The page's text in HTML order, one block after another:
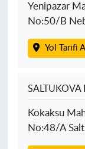
Yenipazar
No:50/B
Yol Tarifi Al
SALTUKOVA
Kokaksu
No:48/A